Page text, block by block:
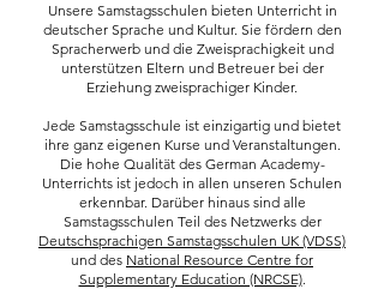
Unsere Samstagsschulen bieten Unterricht in
deutscher Sprache und Kultur. Sie fördern den
Spracherwerb und die Zweisprachigkeit und
unterstützen Eltern und Betreuer bei der
Erziehung zweisprachiger Kinder.
Jede Samstagsschule ist einzigartig und bietet
ihre ganz eigenen Kurse und Veranstaltungen.
Die hohe Qualität des German Academy-
Unterrichts ist jedoch in allen unseren Schulen
erkennbar. Darüber hinaus sind alle
Samstagsschulen Teil des Netzwerks der
Deutschsprachigen Samstagsschulen UK (VDSS)
und des National Resource Centre for
Supplementary Education (NRCSE).